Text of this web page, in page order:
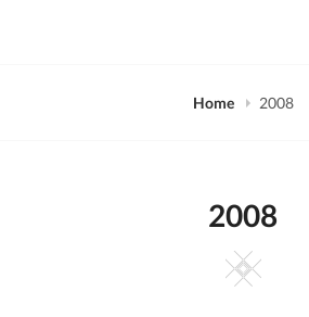
Home 2008
2008
Square